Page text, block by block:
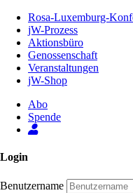
Inhalt
Seite
Rosa-Luxemburg-
jW-Prozess
Aktionsbüro
Genossenschaft
Veranstaltungen
jW-Shop
Abo
Spende
Login
Benutzername